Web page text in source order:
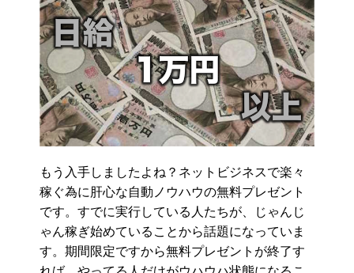
もう入手しましたよね？ネットビジネスで楽々
稼ぐ為に肝心な自動ノウハウの無料プレゼント
です。すでに実行している人たちが、じゃんじ
ゃん稼ぎ始めていることから話題になっていま
す。期間限定ですから無料プレゼントが終了す